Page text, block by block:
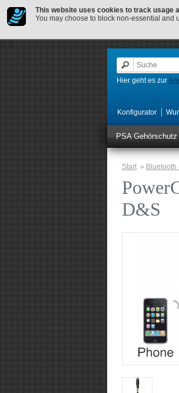
This website uses cookies to track usage
You may choose to block non-essential and
Hier geht es zur
Konfigurator
PSA Gehörschutz
Start »
D&S